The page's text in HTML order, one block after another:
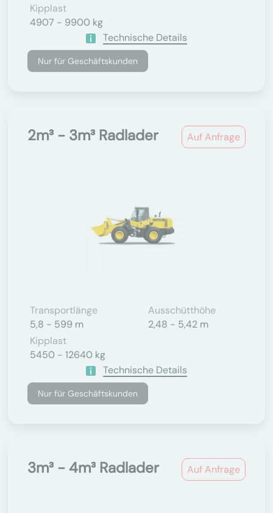
Kipplast
4907 - 9900 kg
Technische Details
Nur für Geschäftskunden
Auf Anfrage
2m³ - 3m³ Radlader
Transportlänge
5,8 - 599 m
Ausschütthöhe
2,48 - 5,42 m
Kipplast
5450 - 12640 kg
Technische Details
Nur für Geschäftskunden
Auf Anfrage
3m³ - 4m³ Radlader